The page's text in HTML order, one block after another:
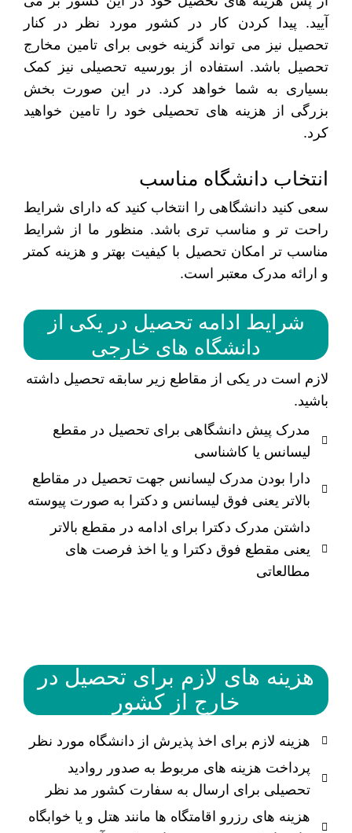
آیید. پیدا کردن کار در کشور مورد نظر در کنار
تحصیل نیز می تواند گزینه خوبی برای تامین مخارج
تحصیل باشد. استفاده از بورسیه تحصیلی نیز کمک
بسیاری به شما خواهد کرد. در این صورت بخش
بزرگی از هزینه های تحصیلی خود را تامین خواهید
کرد.
انتخاب دانشگاه مناسب
سعی کنید دانشگاهی را انتخاب کنید که دارای شرایط
راحت تر و مناسب تری باشد. منظور ما از شرایط
مناسب تر امکان تحصیل با کیفیت بهتر و هزینه کمتر
و ارائه مدرک معتبر است.
شرایط ادامه تحصیل در یکی از
دانشگاه های خارجی
لازم است در یکی از مقاطع زیر سابقه تحصیل داشته
باشید.
مدرک پیش دانشگاهی برای تحصیل در مقطع
لیسانس یا کاشناسی
دارا بودن مدرک لیسانس جهت تحصیل در مقاطع
بالاتر یعنی فوق لیسانس و دکترا به صورت پیوسته
داشتن مدرک دکترا برای ادامه در مقطع بالاتر
یعنی مقطع فوق دکترا و یا اخذ فرصت های
مطالعاتی
هزینه های لازم برای تحصیل در
خارج از کشور
هزینه لازم برای اخذ پذیرش از دانشگاه مورد نظر
پرداخت هزینه های مربوط به صدور روادید
تحصیلی برای ارسال به سفارت کشور مد نظر
هزینه های رزرو اقامتگاه ها مانند هتل و یا خوابگاه